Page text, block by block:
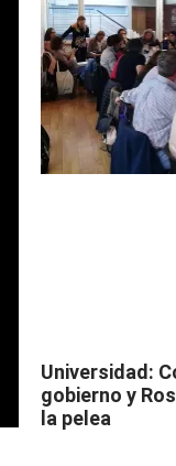
Universidad:
gobierno y
la pelea